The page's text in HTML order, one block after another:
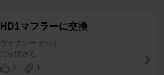
HD1マフラーに交換
ヴォクシー [60系]
にゃぼさん
2
1